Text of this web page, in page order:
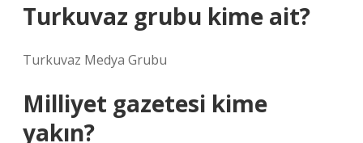
Turkuvaz grubu kime ait?
Turkuvaz Medya Grubu
Milliyet gazetesi kime
yakın?